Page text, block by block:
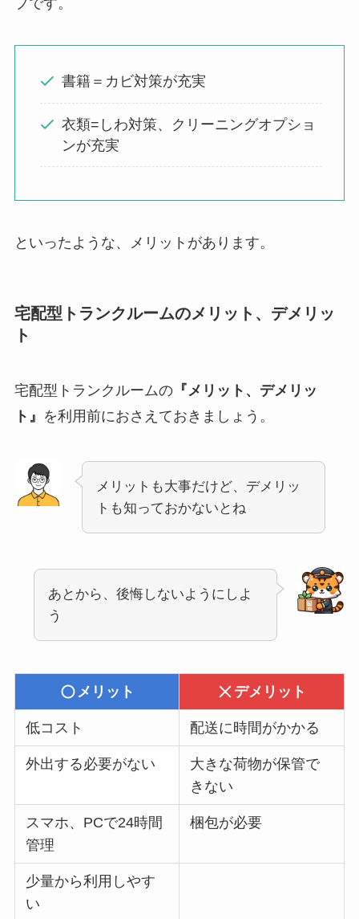
プです。
書籍＝カビ対策が充実
衣類=しわ対策、クリーニングオプショ
ンが充実
といったような、メリットがあります。
宅配型トランクルームのメリット、デメリッ
ト
宅配型トランクルームの『メリット、デメリッ
ト』 を利用前におさえておきましょう。
メリットも大事だけど、デメリッ
トも知っておかないとね
あとから、後悔しないようにしよ
う
メリット デメリット
低コスト 配送に時間がかかる
外出する必要がない
大きな荷物が保管で
きない
スマホ、PCで24時間
管理
梱包が必要
少量から利用しやす
い